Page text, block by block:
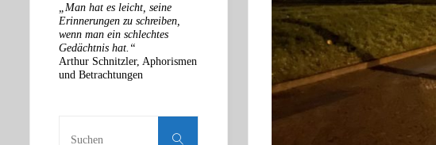
„Man hat es leicht, seine
Erinnerungen zu schreiben,
wenn man ein schlechtes
Gedächtnis hat.“
Arthur Schnitzler, Aphorismen
und Betrachtungen
Suchen